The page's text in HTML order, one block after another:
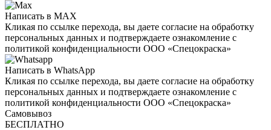
Написать в MAX
Кликая по ссылке перехода, вы даете согласие на обработку
персональных данных и подтверждаете ознакомление с
политикой конфиденциальности ООО «Спецокраска»
Написать в WhatsApp
Кликая по ссылке перехода, вы даете согласие на обработку
персональных данных и подтверждаете ознакомление с
политикой конфиденциальности ООО «Спецокраска»
Самовывоз
БЕСПЛАТНО